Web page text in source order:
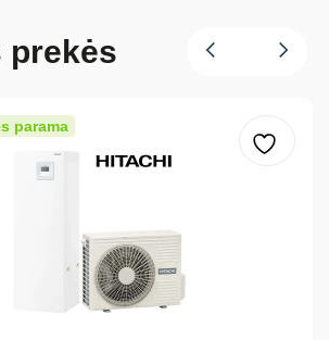
prekės
parama